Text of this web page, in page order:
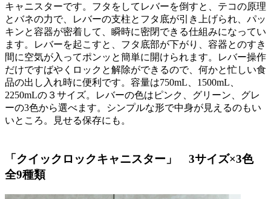
キャニスターです。フタをしてレバーを倒すと、テコの原理
とバネの力で、レバーの支柱とフタ底が引き上げられ、パッ
キンと容器が密着して、瞬時に密閉できる仕組みになってい
ます。レバーを起こすと、フタ底部が下がり、容器とのすき
間に空気が入ってポンッと簡単に開けられます。レバー操作
だけですばやくロックと解除ができるので、何かと忙しい食
品の出し入れ時に便利です。容量は750mL、1500mL、
2250mLの３サイズ。レバーの色はピンク、グリーン、グレ
ーの3色から選べます。シンプルな形で中身が見えるのもい
いところ。見せる保存にも。
「クイックロックキャニスター」 3サイズ×3色
全9種類